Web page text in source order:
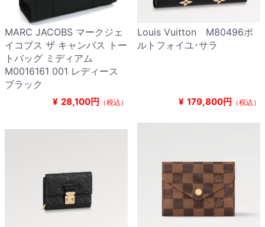
MARC JACOBS マークジェ
イコブス ザ キャンバス トー
トバッグ ミディアム
M0016161 001 レディース
ブラック
¥ 28,100円 （税込）
Louis Vuitton M80496ポ
ルトフォイユ･サラ
¥ 179,800円 （税込）